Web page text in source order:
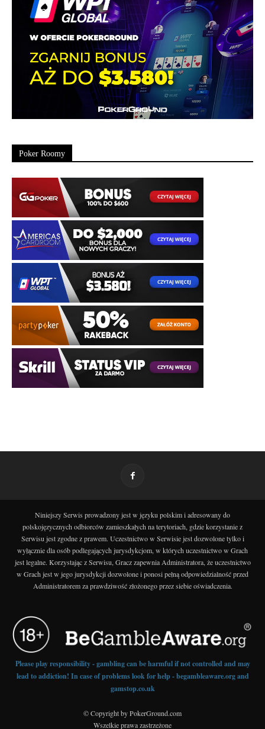
Poker Roomy
Niniejszy Serwis prowadzony jest w języku polskim i adresowany do
polskojęzycznych odbiorców zamieszkałych na terytoriach, gdzie korzystanie z
Serwisu jest zgodne z prawem. Uczestnictwo w Serwisie jest dozwolone tylko i
wyłącznie dla osób podlegających jurysdykcjom, w których uczestnictwo w Grach
jest legalne. Korzystając z Serwisu, Gracz zapewnia Administratora, że uczestnictwo
w Grach jest w jego jurysdykcji dozwolone i ponosi pełną odpowiedzialność przed
Administratorem za prawdziwość złożonego przez siebie oświadczenia.
Please play responsibility - gambling can be harmful if not controlled and may
lead to addiction! In case of problems look for help - begambleaware.org and
gamstop.co.uk
© Copyright by PokerGround.com
Wszelkie prawa zastrzeżone